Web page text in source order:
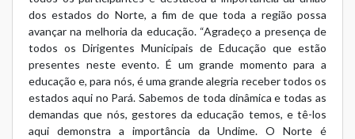
dos estados do Norte, a fim de que toda a região possa
avançar na melhoria da educação. “Agradeço a presença de
todos os Dirigentes Municipais de Educação que estão
presentes neste evento. É um grande momento para a
educação e, para nós, é uma grande alegria receber todos os
estados aqui no Pará. Sabemos de toda dinâmica e todas as
demandas que nós, gestores da educação temos, e tê-los
aqui demonstra a importância da Undime. O Norte é